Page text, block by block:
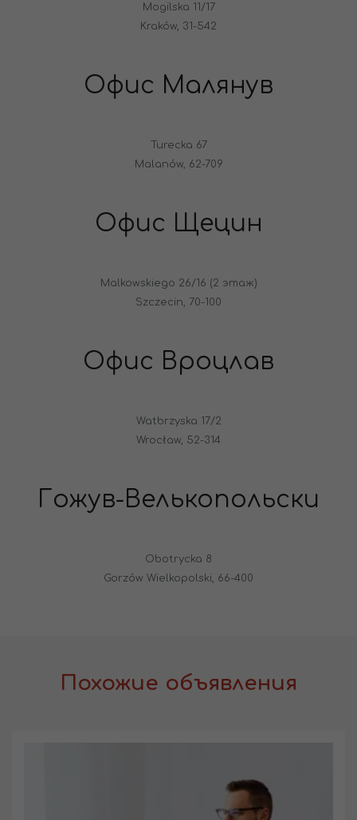
Mogilska 11/17
Kraków, 31-542
Офис Малянув
Turecka 67
Malanów, 62-709
Офис Щецин
Malkowskiego 26/16 (2 этаж)
Szczecin, 70-100
Офис Вроцлав
Watbrzyska 17/2
Wrocław, 52-314
Гожув-Велькопольски
Obotrycka 8
Gorzów Wielkopolski, 66-400
Похожие объявления